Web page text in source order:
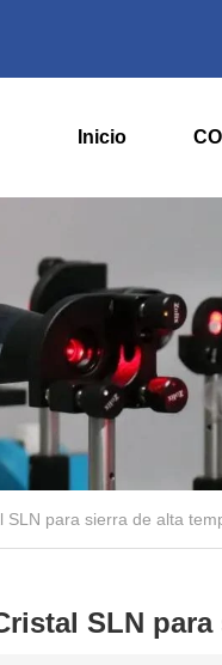
Inicio
SLN para sierra de alta
SLN